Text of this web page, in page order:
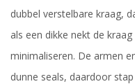
dubbel verstelbare kraag,
als een dikke nekt de
minimaliseren. De armen
dunne seals, daardoor